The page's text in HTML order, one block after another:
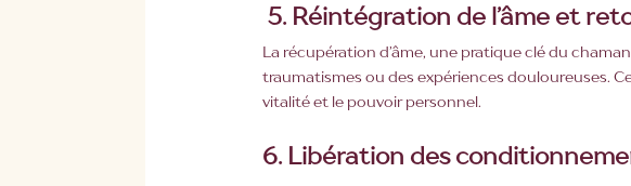
5. Réintégration de l’âme et
La récupération d’âme, une pratique clé du
traumatismes ou des expériences douloureuses.
vitalité et le pouvoir personnel.
6. Libération des